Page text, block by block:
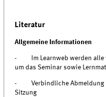
Literatur
Allgemeine Informationen
- Im Learnweb werden alle
um das Seminar sowie
- Verbindliche Abmeldung
Sitzung